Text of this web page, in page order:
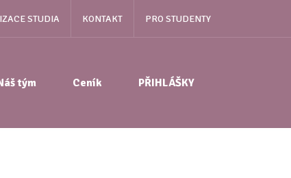
STUDIA KONTAKT PRO STUDENTY
tým Ceník PŘIHLÁŠKY